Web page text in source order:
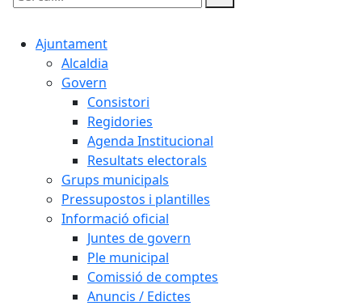
Cercar:
Ajuntament
Alcaldia
Govern
Consistori
Regidories
Agenda Institucional
Resultats electorals
Grups municipals
Pressupostos i plantilles
Informació oficial
Juntes de govern
Ple municipal
Comissió de comptes
Anuncis / Edictes